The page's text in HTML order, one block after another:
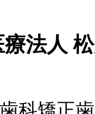
療法人